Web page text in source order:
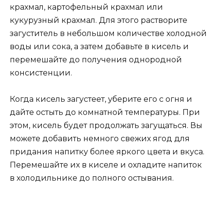
крахмал, картофельный крахмал или
кукурузный крахмал. Для этого растворите
загуститель в небольшом количестве холодной
воды или сока, а затем добавьте в кисель и
перемешайте до получения однородной
консистенции.
Когда кисель загустеет, уберите его с огня и
дайте остыть до комнатной температуры. При
этом, кисель будет продолжать загущаться. Вы
можете добавить немного свежих ягод для
придания напитку более яркого цвета и вкуса.
Перемешайте их в киселе и охладите напиток
в холодильнике до полного остывания.